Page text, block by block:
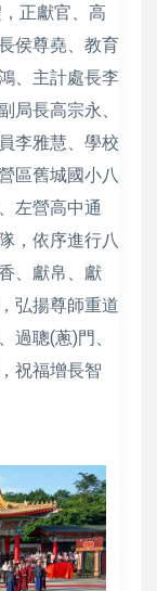
正獻官、高
侯尊堯、教育
、主計處長李
局長高宗永、
李雅慧、學校
區舊城國小八
左營高中通
，依序進行八
、獻帛、獻
弘揚尊師重道
過聰(蔥)門、
祝福增長智